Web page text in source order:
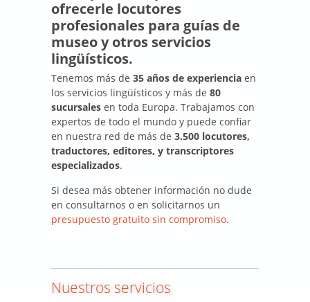
ofrecerle locutores
profesionales para guías de
museo y otros servicios
lingüísticos.
Tenemos más de 35 años de experiencia en
los servicios lingüísticos y más de 80
sucursales en toda Europa. Trabajamos con
expertos de todo el mundo y puede confiar
en nuestra red de más de 3.500 locutores,
traductores, editores, y transcriptores
especializados.
Si desea más obtener información no dude
en consultarnos o en solicitarnos un
presupuesto gratuito sin compromiso.
Nuestros servicios